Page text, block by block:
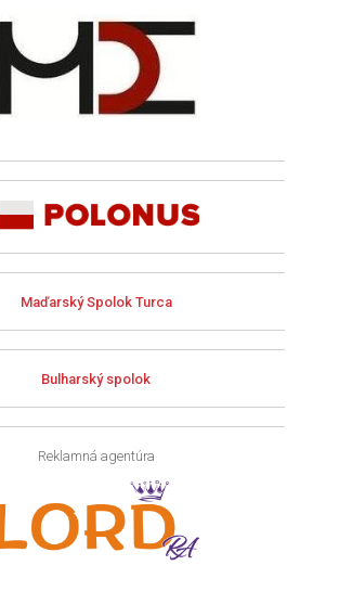
Maďarský Spolok Turca
Bulharský spolok
Reklamná agentúra